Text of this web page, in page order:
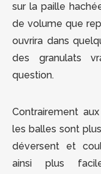
sur la paille
de volume que
ouvrira dans
des granulats
question.
Contrairement
les balles sont
déversent et
ainsi plus